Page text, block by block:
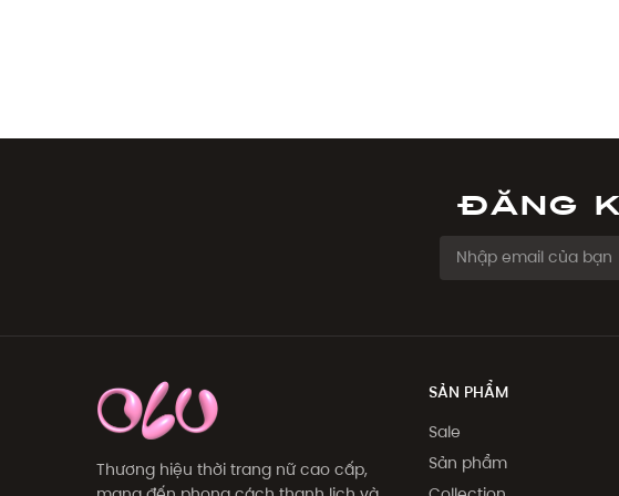
Đăng
Thương hiệu thời trang nữ cao cấp,
SẢN PHẨM
Sale
Sản phẩm